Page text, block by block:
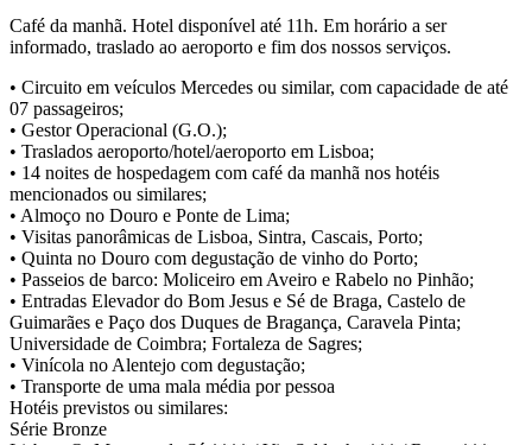
Café da manhã. Hotel disponível até 11h. Em horário a ser
informado, traslado ao aeroporto e fim dos nossos serviços.
• Circuito em veículos Mercedes ou similar, com capacidade de até
07 passageiros;
• Gestor Operacional (G.O.);
• Traslados aeroporto/hotel/aeroporto em Lisboa;
• 14 noites de hospedagem com café da manhã nos hotéis
mencionados ou similares;
• Almoço no Douro e Ponte de Lima;
• Visitas panorâmicas de Lisboa, Sintra, Cascais, Porto;
• Quinta no Douro com degustação de vinho do Porto;
• Passeios de barco: Moliceiro em Aveiro e Rabelo no Pinhão;
• Entradas Elevador do Bom Jesus e Sé de Braga, Castelo de
Guimarães e Paço dos Duques de Bragança, Caravela Pinta;
Universidade de Coimbra; Fortaleza de Sagres;
• Vinícola no Alentejo com degustação;
• Transporte de uma mala média por pessoa
Hotéis previstos ou similares:
Série Bronze